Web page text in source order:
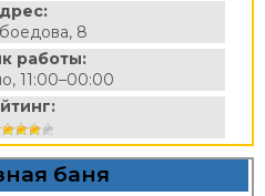
8
работы:
11:00–00:00
баня